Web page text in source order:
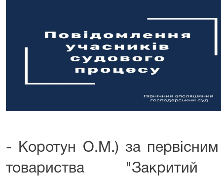
- Коротун О.М.) за первісним
товариства "Закритий